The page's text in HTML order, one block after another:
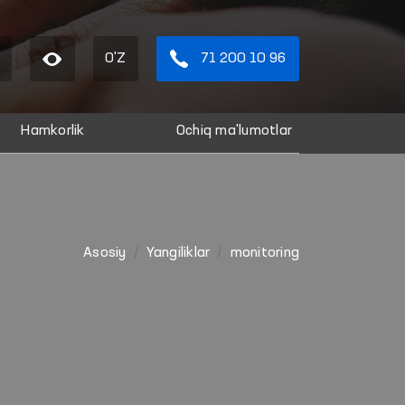
O'Z 71 200 10 96
Hamkorlik Ochiq ma'lumotlar
Asosiy Yangiliklar monitoring